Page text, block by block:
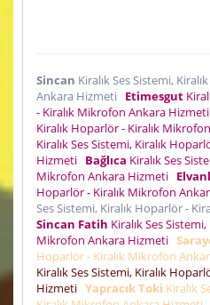
Sincan Kiralık Ses Sistemi,
Ankara Hizmeti
Etimesgut
- Kiralık Mikrofon Ankara Hizmeti
Kiralık Hoparlör - Kiralık
Kiralık Ses Sistemi, Kiralık
Hizmeti Bağlıca Kiralık Ses
Mikrofon Ankara Hizmeti
Hoparlör - Kiralık Mikrofon
Ses Sistemi, Kiralık Hoparlör -
Sincan Fatih Kiralık Ses
Mikrofon Ankara Hizmeti
Hoparlör - Kiralık Mikrofon
Kiralık Ses Sistemi, Kiralık
Hizmeti Yapracık Toki Kiralık